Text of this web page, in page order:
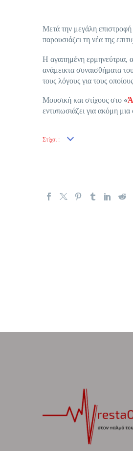
Μετά την μεγάλη επιστροφή
παρουσιάζει τη νέα της
Η αγαπημένη ερμηνεύτρια,
ανάμεικτα συναισθήματα
τους λόγους για τους
Μουσική και στίχους στο «
εντυπωσιάζει για ακόμη
Στίχοι :